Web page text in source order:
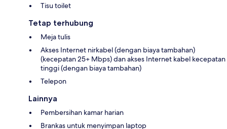
Tisu toilet
Tetap terhubung
Meja tulis
Akses Internet nirkabel (dengan biaya tambahan)
(kecepatan 25+ Mbps) dan akses Internet kabel kecepatan
tinggi (dengan biaya tambahan)
Telepon
Lainnya
Pembersihan kamar harian
Brankas untuk menyimpan laptop